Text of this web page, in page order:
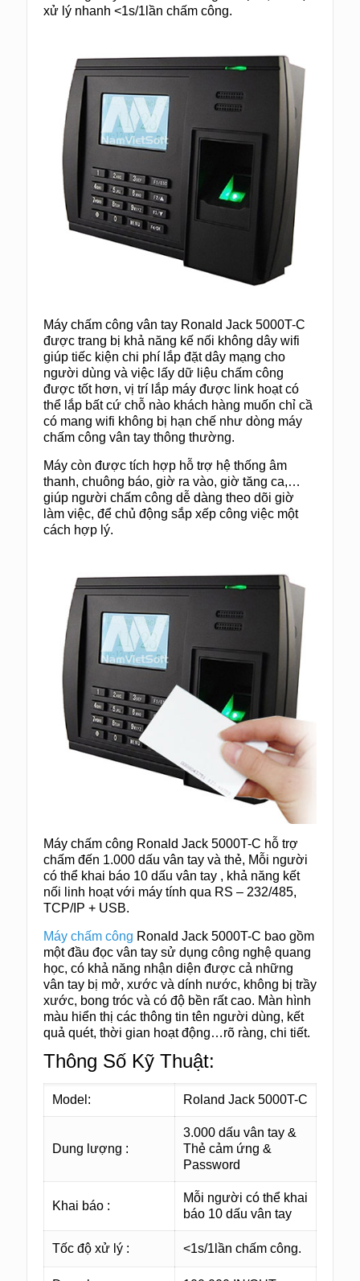
xử lý nhanh <1s/1lần chấm công.
Máy chấm công vân tay Ronald Jack 5000T-C
được trang bị khả năng kế nối không dây wifi
giúp tiếc kiện chi phí lắp đặt dây mạng cho
người dùng và việc lấy dữ liệu chấm công
được tốt hơn, vị trí lắp máy được link hoạt có
thể lắp bất cứ chỗ nào khách hàng muốn chỉ cầ
có mang wifi không bị hạn chế như dòng máy
chấm công vân tay thông thường.
Máy còn được tích hợp hỗ trợ hệ thống âm
thanh, chuông báo, giờ ra vào, giờ tăng ca,…
giúp người chấm công dễ dàng theo dõi giờ
làm việc, để chủ động sắp xếp công việc một
cách hợp lý.
Máy chấm công Ronald Jack 5000T-C hỗ trợ
chấm đến 1.000 dấu vân tay và thẻ, Mỗi người
có thể khai báo 10 dấu vân tay , khả năng kết
nối linh hoạt với máy tính qua RS – 232/485,
TCP/IP + USB.
Máy chấm công Ronald Jack 5000T-C bao gồm
một đầu đọc vân tay sử dụng công nghệ quang
học, có khả năng nhận diện được cả những
vân tay bị mở, xước và dính nước, không bị trầy
xước, bong tróc và có độ bền rất cao. Màn hình
màu hiển thị các thông tin tên người dùng, kết
quả quét, thời gian hoạt động…rõ ràng, chi tiết.
Thông Số Kỹ Thuật:
Model: Roland Jack 5000T-C
Dung lượng :
3.000 dấu vân tay &
Thẻ cảm ứng &
Password
Khai báo :
Mỗi người có thể khai
báo 10 dấu vân tay
Tốc độ xử lý : <1s/1lần chấm công.